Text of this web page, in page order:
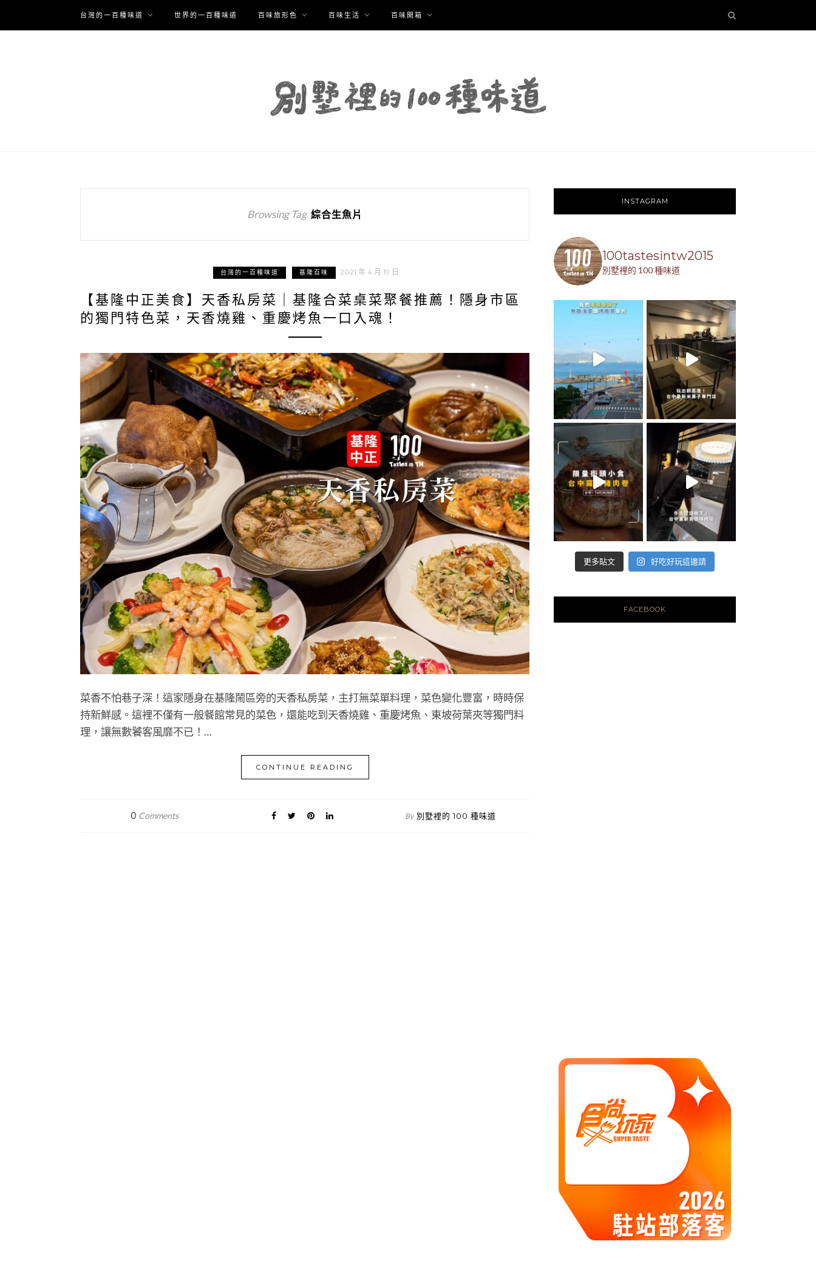
台灣的一百種味道 世界的一百種味道 百味旅形色 百味生活 百味開箱
Browsing Tag 綜合生魚片
台灣的一百種味道 基隆百味 2021 年 4 月 19 日
【基隆中正美食】天香私房菜｜基隆合菜桌菜聚餐推薦！隱身市區
的獨門特色菜，天香燒雞、重慶烤魚一口入魂！
菜香不怕巷子深！這家隱身在基隆鬧區旁的天香私房菜，主打無菜單料理，菜色變化豐富，時時保
持新鮮感。這裡不僅有一般餐館常見的菜色，還能吃到天香燒雞、重慶烤魚、東坡荷葉夾等獨門料
理，讓無數饕客風靡不已！…
CONTINUE READING
0 Comments By 別墅裡的 100 種味道
INSTAGRAM
100tastesintw2015
別墅裡的 100 種味道
更多貼文 好吃好玩這邊請
FACEBOOK